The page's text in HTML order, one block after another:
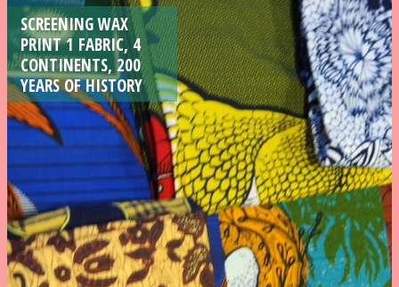
SCREENING WAX
PRINT 1 FABRIC, 4
CONTINENTS, 200
YEARS OF HISTORY